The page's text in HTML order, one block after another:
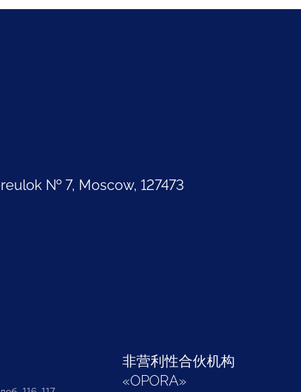
№ 7, Moscow, 127473
非营利性合伙机构
«OPORA»